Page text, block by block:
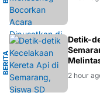
B
E
R
I
T
A
S
E
M
A
R
A
NG
Detik-
2 hour